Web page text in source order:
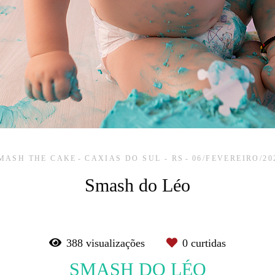
THE CAKE CAXIAS DO SUL - RS 06/FEVEREIRO/
Smash do Léo
388 visualizações 0 curtidas
SMASH DO LÉO